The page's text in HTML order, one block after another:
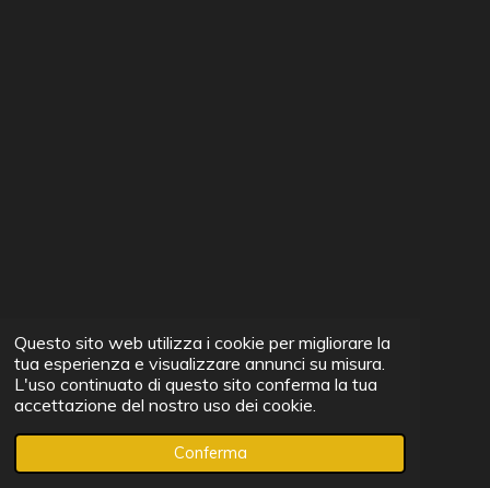
Questo sito web utilizza i cookie per migliorare la
tua esperienza e visualizzare annunci su misura.
L'uso continuato di questo sito conferma la tua
accettazione del nostro uso dei cookie.
Conferma